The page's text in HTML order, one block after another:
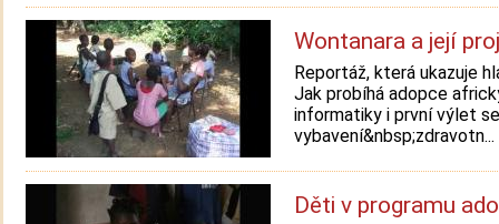
Wontanara a její
Reportáž, která ukazuje
Jak probíhá adopce
informatiky i první výlet
vybavení&nbsp;zdravotn...
Děti v programu